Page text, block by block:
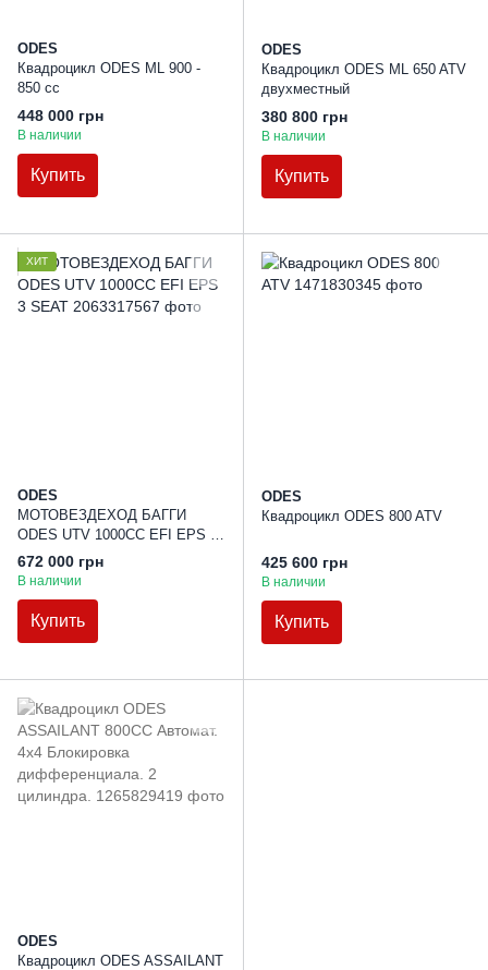
ODES
Квадроцикл ODES ML 900 -
850 cc
448 000 грн
В наличии
Купить
ODES
Квадроцикл ODES ML 650 ATV
двухместный
380 800 грн
В наличии
Купить
ХИТ
ODES
МОТОВЕЗДЕХОД БАГГИ
ODES UTV 1000CC EFI EPS 3
SEAT
672 000 грн
В наличии
Купить
ODES
Квадроцикл ODES 800 ATV
425 600 грн
В наличии
Купить
ODES
Квадроцикл ODES ASSAILANT